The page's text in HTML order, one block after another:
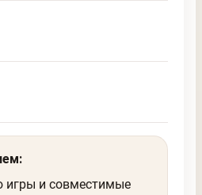
игры и совместимые